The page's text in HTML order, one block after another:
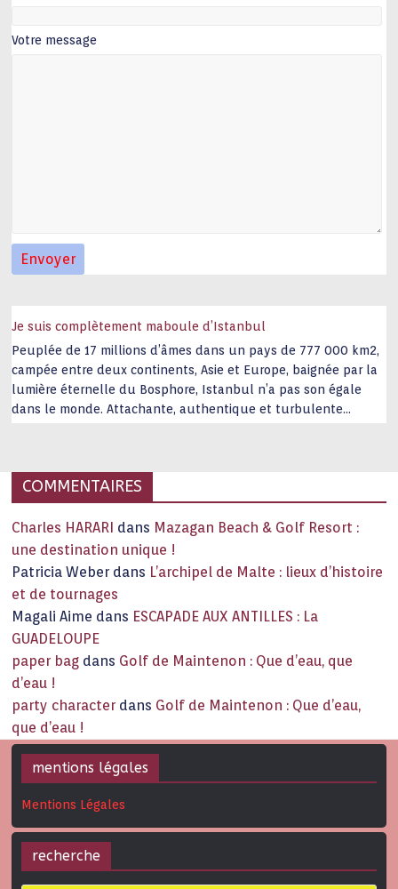
Votre message
Je suis complètement maboule d’Istanbul
Peuplée de 17 millions d’âmes dans un pays de 777 000 km2,
campée entre deux continents, Asie et Europe, baignée par la
lumière éternelle du Bosphore, Istanbul n’a pas son égale
dans le monde. Attachante, authentique et turbulente
COMMENTAIRES
Charles HARARI dans Mazagan Beach & Golf Resort :
une destination unique !
Patricia Weber dans L’archipel de Malte : lieux d’histoire
et de tournages
Magali Aime dans ESCAPADE AUX ANTILLES : La
GUADELOUPE
paper bag dans Golf de Maintenon : Que d’eau, que
d’eau !
party character dans Golf de Maintenon : Que d’eau,
que d’eau !
mentions légales
Mentions Légales
recherche